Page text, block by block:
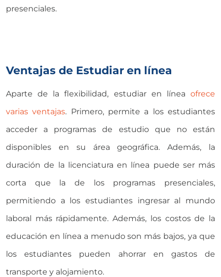
presenciales.
Ventajas de Estudiar en línea
Aparte de la flexibilidad, estudiar en línea ofrece
varias ventajas. Primero, permite a los estudiantes
acceder a programas de estudio que no están
disponibles en su área geográfica. Además, la
duración de la licenciatura en línea puede ser más
corta que la de los programas presenciales,
permitiendo a los estudiantes ingresar al mundo
laboral más rápidamente. Además, los costos de la
educación en línea a menudo son más bajos, ya que
los estudiantes pueden ahorrar en gastos de
transporte y alojamiento.